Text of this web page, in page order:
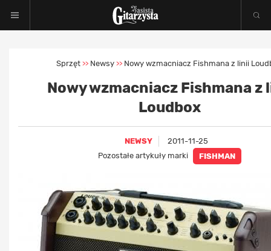
Sprzęt >> Newsy >> Nowy wzmacniacz Fishmana z linii
Nowy wzmacniacz Fishmana z
Loudbox
NEWSY
2011-11-25
Pozostałe artykuły marki
FISHMAN